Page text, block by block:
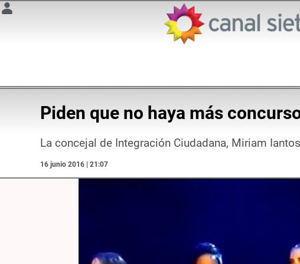
Piden que no haya más
La concejal de Integración Ciudadana, Miriam
16 junio 2016 | 21:07